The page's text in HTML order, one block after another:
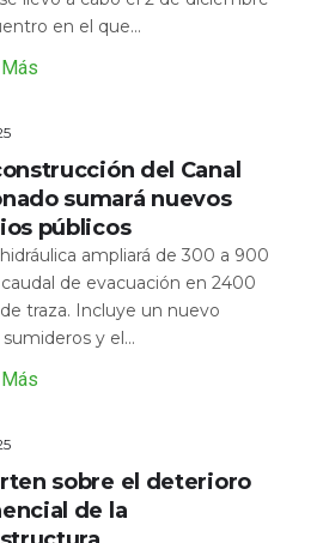
en el que...
del Canal
sumará nuevos
públicos
ampliará de 300 a 900
caudal de evacuación en 2400
traza. Incluye un nuevo
y el...
sobre el deterioro
de la